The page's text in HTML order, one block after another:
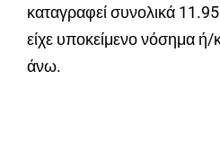
καταγραφεί συνολικά
είχε υποκείμενο νόσημα ή/
άνω.